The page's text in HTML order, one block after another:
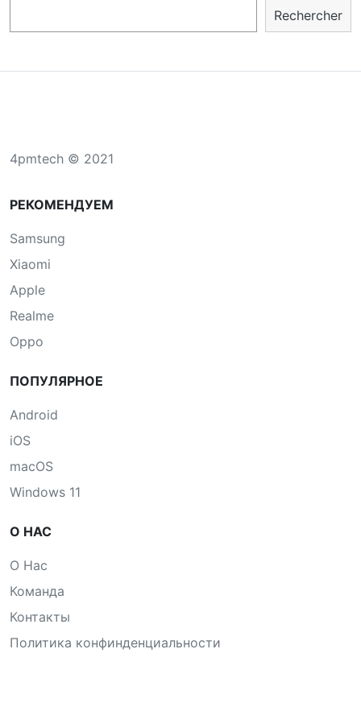
Rechercher
4pmtech © 2021
РЕКОМЕНДУЕМ
Samsung
Xiaomi
Apple
Realme
Oppo
ПОПУЛЯРНОЕ
Android
iOS
macOS
Windows 11
О НАС
О Нас
Команда
Контакты
Политика конфинденциальности